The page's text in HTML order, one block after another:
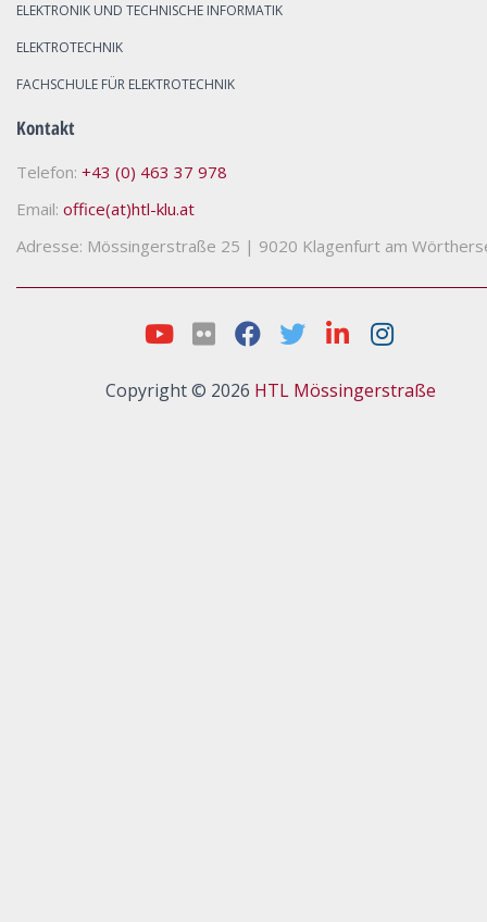
ELEKTRONIK UND TECHNISCHE INFORMATIK
ELEKTROTECHNIK
FACHSCHULE FÜR ELEKTROTECHNIK
Kontakt
Telefon: +43 (0) 463 37 978
Email: office(at)htl-klu.at
Adresse: Mössingerstraße 25 | 9020 Klagenfurt am
Copyright © 2026 HTL Mössingerstraße